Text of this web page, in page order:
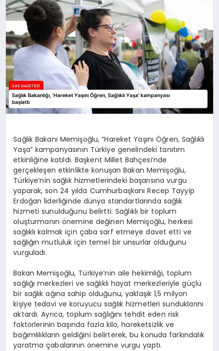
SIYASET
EĞITIM
Sağlık Bakanı Memişoğlu, “Hareket Yaşını Öğren, Sağlıklı
Yaşa” kampanyasının Türkiye genelindeki tanıtım
etkinliğine katıldı. Başkent Millet Bahçesi’nde
gerçekleşen etkinlikte konuşan Bakan Memişoğlu,
Türkiye’nin sağlık hizmetlerindeki başarısına vurgu
yaparak, son 24 yılda Cumhurbaşkanı Recep Tayyip
Erdoğan liderliğinde dünya standartlarında sağlık
hizmeti sunulduğunu belirtti. Sağlıklı bir toplum
oluşturmanın önemine değinen Memişoğlu, herkesi
sağlıklı kalmak için çaba sarf etmeye davet etti ve
sağlığın mutluluk için temel bir unsurlar olduğunu
vurguladı.
Bakan Memişoğlu, Türkiye’nin aile hekimliği, toplum
sağlığı merkezleri ve sağlıklı hayat merkezleriyle güçlü
bir sağlık ağına sahip olduğunu, yaklaşık 1,5 milyon
kişiye tedavi ve koruyucu sağlık hizmetleri sunduklarını
aktardı. Ayrıca, toplum sağlığını tehdit eden risk
faktörlerinin başında fazla kilo, hareketsizlik ve
bağımlılıkların geldiğini belirterek, bu konuda farkındalık
yaratma çabalarının önemine vurgu yaptı.